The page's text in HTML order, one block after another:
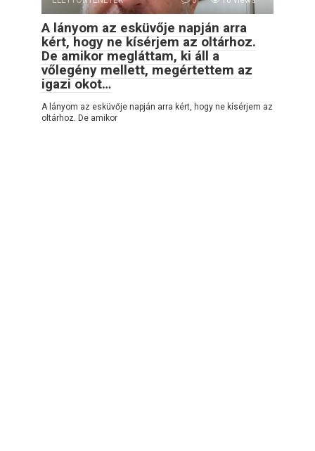
A lányom az esküvője napján arra
kért, hogy ne kísérjem az oltárhoz.
De amikor megláttam, ki áll a
vőlegény mellett, megértettem az
igazi okot…
A lányom az esküvője napján arra kért, hogy ne kísérjem az
oltárhoz. De amikor